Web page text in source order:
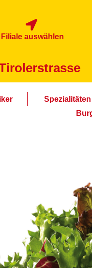
Filiale auswählen